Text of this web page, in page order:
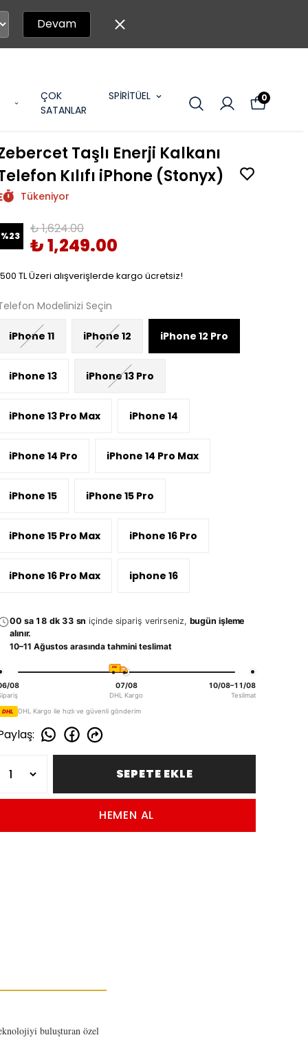
Devam
ÇOK
SATANLAR
SPİRİTÜEL 0
Taşlı Enerji Kalkanı
Kılıfı iPhone (Stonyx)
Tükeniyor
%23 ₺ 1,624.00
₺ 1,249.00
TL Üzeri alışverişlerde kargo ücretsiz!
Modelinizi Seçin
iPhone 11 iPhone 12 iPhone 12 Pro
iPhone 13 iPhone 13 Pro
iPhone 13 Pro Max iPhone 14
iPhone 14 Pro iPhone 14 Pro Max
iPhone 15 iPhone 15 Pro
iPhone 15 Pro Max iPhone 16 Pro
iPhone 16 Pro Max iphone 16
00 sa 18 dk 33 sn içinde sipariş verirseniz, bugün işleme
alınır.
10–11 Ağustos arasında tahmini teslimat
DHL
08 07/08
DHL Kargo
10/08–11/08
Teslimat
DHL DHL Kargo ile hızlı ve güvenli gönderim
:
SEPETE EKLE
HEMEN AL
buluşturan özel